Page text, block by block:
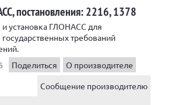
постановления: 2216, 1378
и установка ГЛОНАСС для
требований
Поделиться
О производителе
Сообщение производителю